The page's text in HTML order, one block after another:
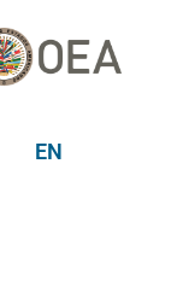
EN